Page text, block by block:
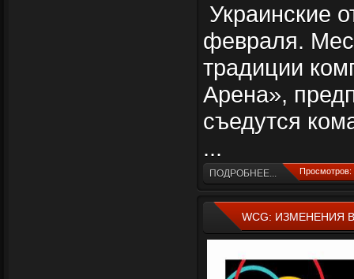
Украинские
февраля.
традиции
Арена»,
съедутся
...
ПОДРОБНЕЕ...
WCG: ИЗМЕНЕНИЯ